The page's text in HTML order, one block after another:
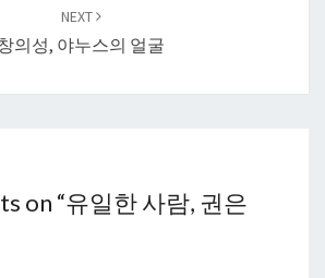
NEXT
의성, 야누스의 얼굴
on “유일한 사람, 권은